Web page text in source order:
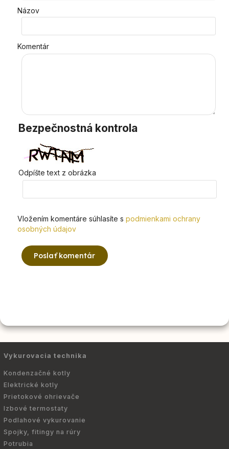
Názov
Komentár
Bezpečnostná kontrola
Odpíšte text z obrázka
Vložením komentáre súhlasíte s podmienkami ochrany
osobných údajov
Poslať komentár
Vykurovacia technika
Kondenzačné kotly
Elektrické kotly
Prietokové ohrievače
Izbové termostaty
Podlahové vykurovanie
Spojky, fitingy na rúry
Potrubia